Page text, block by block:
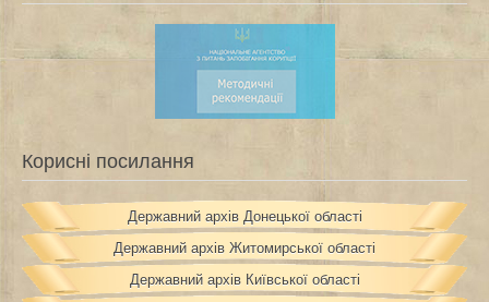
Корисні посилання
Державний архів Донецької області
Державний архів Житомирської області
Державний архів Київської області